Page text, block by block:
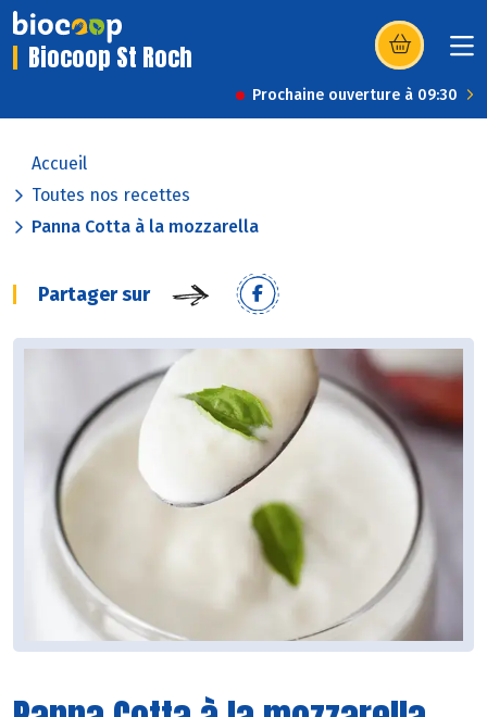
Biocoop St Roch (s’ouvre dans
Prochaine ouverture à 09:30
Accueil
Toutes nos recettes
Panna Cotta à la mozzarella
Partager sur